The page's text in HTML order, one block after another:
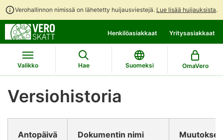
Verohallinnon nimissä on lähetetty huijausviestejä. Lue lisää huijauksista.
suoraan
sisältöön
koko
sivuston
hakuun
Henkilöasiakkaat Yritysasiakkaat
Valikko Hae Suomeksi OmaVero
Versiohistoria
Antopäivä Dokumentin nimi Muutokset